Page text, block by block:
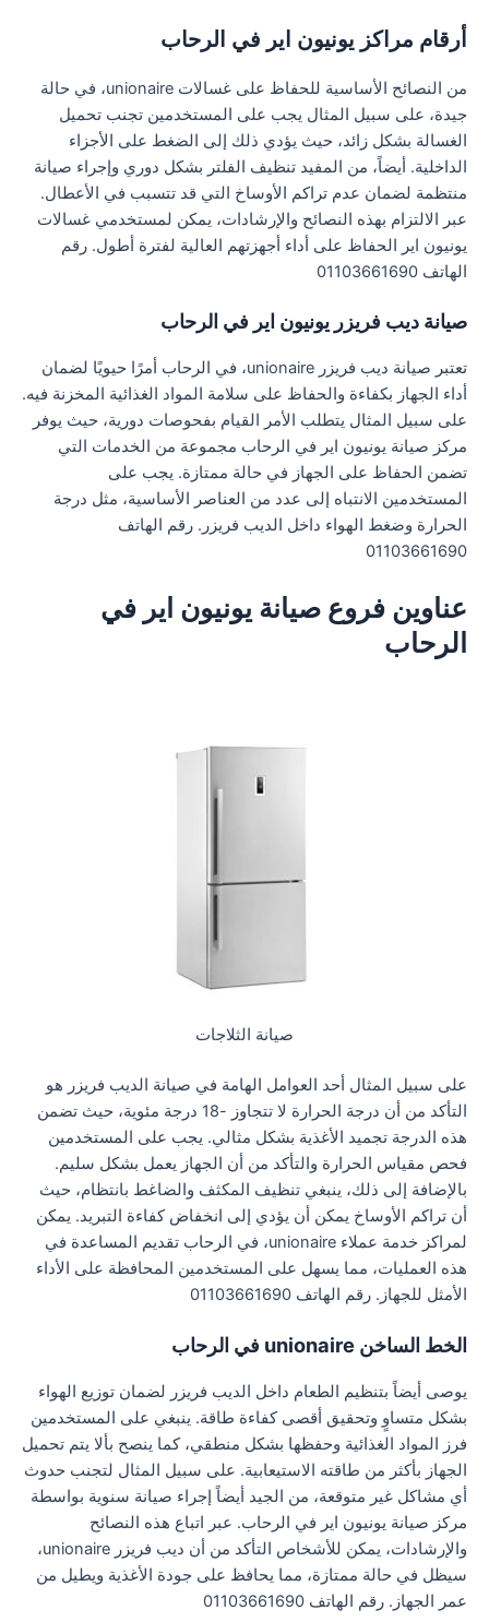
أرقام مراكز يونيون اير في الرحاب
من النصائح الأساسية للحفاظ على غسالات unionaire، في حالة
جيدة، على سبيل المثال يجب على المستخدمين تجنب تحميل
الغسالة بشكل زائد، حيث يؤدي ذلك إلى الضغط على الأجزاء
الداخلية. أيضاً، من المفيد تنظيف الفلتر بشكل دوري وإجراء صيانة
منتظمة لضمان عدم تراكم الأوساخ التي قد تتسبب في الأعطال.
عبر الالتزام بهذه النصائح والإرشادات، يمكن لمستخدمي غسالات
يونيون اير الحفاظ على أداء أجهزتهم العالية لفترة أطول. رقم
الهاتف 01103661690
صيانة ديب فريزر يونيون اير في الرحاب
تعتبر صيانة ديب فريزر unionaire، في الرحاب أمرًا حيويًا لضمان
أداء الجهاز بكفاءة والحفاظ على سلامة المواد الغذائية المخزنة فيه.
على سبيل المثال يتطلب الأمر القيام بفحوصات دورية، حيث يوفر
مركز صيانة يونيون اير في الرحاب مجموعة من الخدمات التي
تضمن الحفاظ على الجهاز في حالة ممتازة. يجب على
المستخدمين الانتباه إلى عدد من العناصر الأساسية، مثل درجة
الحرارة وضغط الهواء داخل الديب فريزر. رقم الهاتف
01103661690
عناوين فروع صيانة يونيون اير في
الرحاب
صيانة الثلاجات
على سبيل المثال أحد العوامل الهامة في صيانة الديب فريزر هو
التأكد من أن درجة الحرارة لا تتجاوز -18 درجة مئوية، حيث تضمن
هذه الدرجة تجميد الأغذية بشكل مثالي. يجب على المستخدمين
فحص مقياس الحرارة والتأكد من أن الجهاز يعمل بشكل سليم.
بالإضافة إلى ذلك، ينبغي تنظيف المكثف والضاغط بانتظام، حيث
أن تراكم الأوساخ يمكن أن يؤدي إلى انخفاض كفاءة التبريد. يمكن
لمراكز خدمة عملاء unionaire، في الرحاب تقديم المساعدة في
هذه العمليات، مما يسهل على المستخدمين المحافظة على الأداء
الأمثل للجهاز. رقم الهاتف 01103661690
الخط الساخن unionaire في الرحاب
يوصى أيضاً بتنظيم الطعام داخل الديب فريزر لضمان توزيع الهواء
بشكل متساوٍ وتحقيق أقصى كفاءة طاقة. ينبغي على المستخدمين
فرز المواد الغذائية وحفظها بشكل منطقي، كما ينصح بألا يتم تحميل
الجهاز بأكثر من طاقته الاستيعابية. على سبيل المثال لتجنب حدوث
أي مشاكل غير متوقعة، من الجيد أيضاً إجراء صيانة سنوية بواسطة
مركز صيانة يونيون اير في الرحاب. عبر اتباع هذه النصائح
والإرشادات، يمكن للأشخاص التأكد من أن ديب فريزر unionaire،
سيظل في حالة ممتازة، مما يحافظ على جودة الأغذية ويطيل من
عمر الجهاز. رقم الهاتف 01103661690